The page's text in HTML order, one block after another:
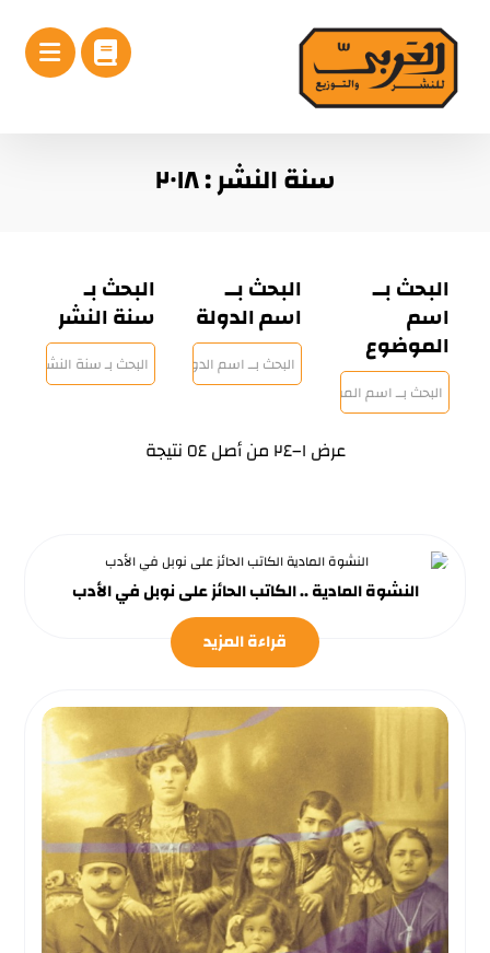
سنة النشر : ٢٠١٨
البحث بــ
اسم
الموضوع
البحث بــ
اسم الدولة
البحث بـ
سنة النشر
عرض ١–٢٤ من أصل ٥٤ نتيجة
النشوة المادية .. الكاتب الحائز على نوبل في الأدب
قراءة المزيد